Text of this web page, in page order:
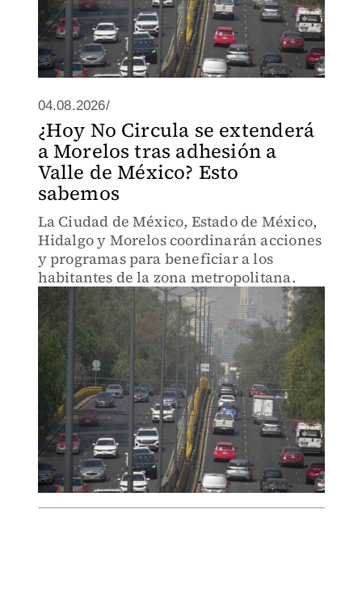
04.08.2026/
¿Hoy No Circula se extenderá
a Morelos tras adhesión a
Valle de México? Esto
sabemos
La Ciudad de México, Estado de México,
Hidalgo y Morelos coordinarán acciones
y programas para beneficiar a los
habitantes de la zona metropolitana.